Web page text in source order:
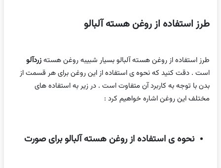
طرز استفاده از روغن هسته آلبالو
طرز استفاده از روغن هسته آلبالو بسیار شبیبه روغن هستهزردآلو
است . دقت کنید که نحوه ی استفاده از این روغن برای هر قسمت از
بدن با توجه به کاربرد آن متفاوت است . در زیر به استفاده های
مختلف این روغن اشاره خواهیم کرد :
نحوه ی استفاده از روغن هسته آلبالو برای صورت